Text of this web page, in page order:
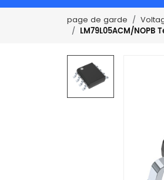
page de garde
LM79L05ACM/